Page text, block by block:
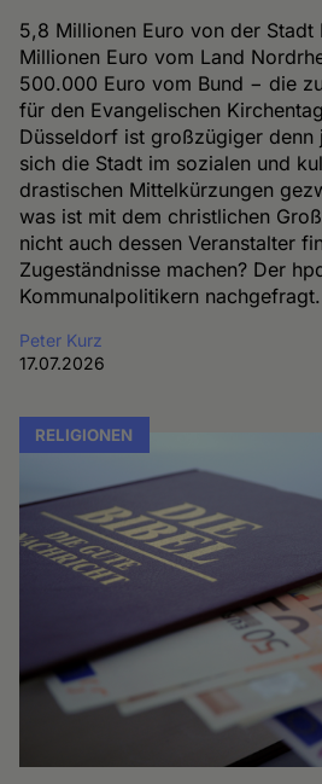
5,8 Millionen Euro von der Stadt
Millionen Euro vom Land
500.000 Euro vom Bund − die
für den Evangelischen
Düsseldorf ist großzügiger denn
sich die Stadt im sozialen und
drastischen Mittelkürzungen
was ist mit dem christlichen
nicht auch dessen Veranstalter
Zugeständnisse machen? Der
Kommunalpolitikern nachgefragt.
Peter Kurz
17.07.2026
RELIGIONEN